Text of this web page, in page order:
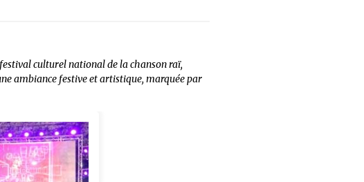
culturel national de la chanson raï,
ambiance festive et artistique, marquée par